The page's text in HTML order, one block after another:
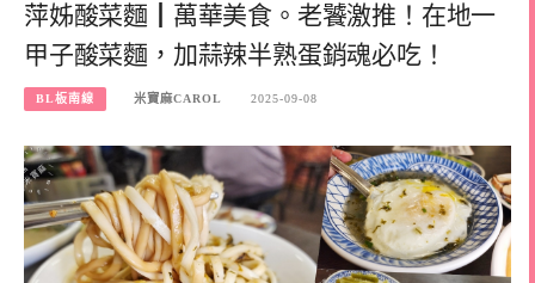
萍姊酸菜麵┃萬華美食。老饕激推！在地一
甲子酸菜麵，加蒜辣半熟蛋銷魂必吃！
BL板南線 米寶麻CAROL 2025-09-08